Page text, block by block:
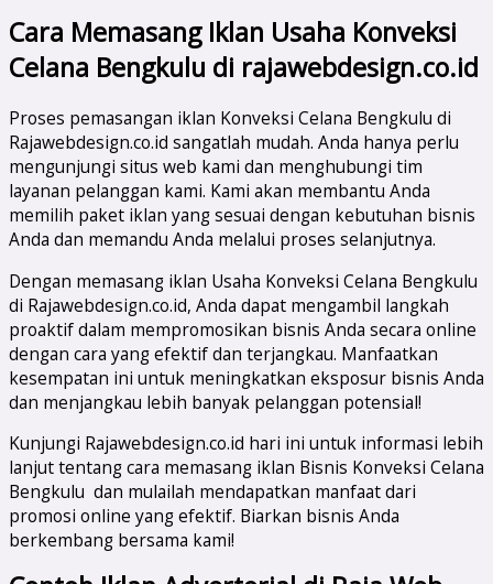
Cara Memasang Iklan Usaha Konveksi
Celana Bengkulu di rajawebdesign.co.id
Proses pemasangan iklan Konveksi Celana Bengkulu di
Rajawebdesign.co.id sangatlah mudah. Anda hanya perlu
mengunjungi situs web kami dan menghubungi tim
layanan pelanggan kami. Kami akan membantu Anda
memilih paket iklan yang sesuai dengan kebutuhan bisnis
Anda dan memandu Anda melalui proses selanjutnya.
Dengan memasang iklan Usaha Konveksi Celana Bengkulu
di Rajawebdesign.co.id, Anda dapat mengambil langkah
proaktif dalam mempromosikan bisnis Anda secara online
dengan cara yang efektif dan terjangkau. Manfaatkan
kesempatan ini untuk meningkatkan eksposur bisnis Anda
dan menjangkau lebih banyak pelanggan potensial!
Kunjungi Rajawebdesign.co.id hari ini untuk informasi lebih
lanjut tentang cara memasang iklan Bisnis Konveksi Celana
Bengkulu dan mulailah mendapatkan manfaat dari
promosi online yang efektif. Biarkan bisnis Anda
berkembang bersama kami!